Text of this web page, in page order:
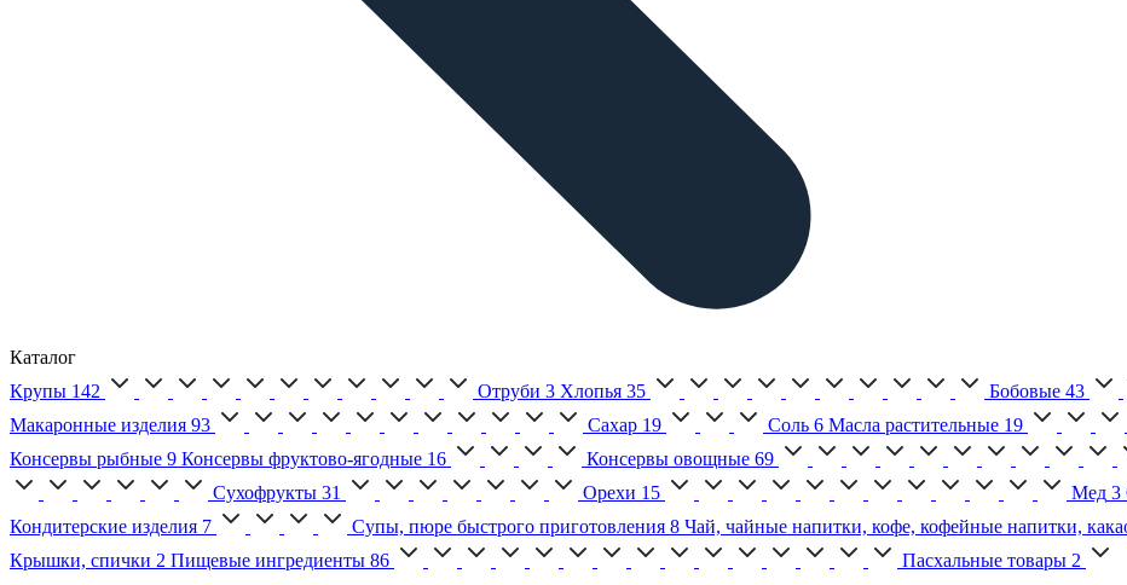
Каталог
Крупы 142 Отруби 3 Хлопья 35 Бобовые 43
Макаронные изделия 93 Сахар 19 Соль 6 Масла растительные 19
Консервы рыбные 9 Консервы фруктово-ягодные 16 Консервы овощные 69
Сухофрукты 31 Орехи 15 Мед 3
Кондитерские изделия 7 Супы, пюре быстрого приготовления 8 Чай, чайные напитки, кофе, кофейные напитки,
Крышки, спички 2 Пищевые ингредиенты 86 Пасхальные товары 2